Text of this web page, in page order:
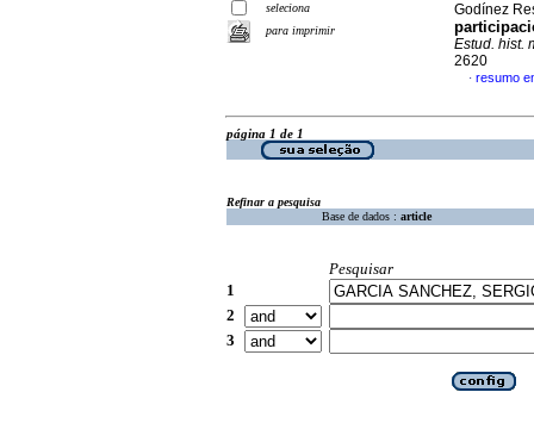
seleciona
para imprimir
Godínez
Estud. hist.
2620
· resumo
página 1 de 1
Refinar a pesquisa
Base de dados : article
Pesquisar
1
2
3